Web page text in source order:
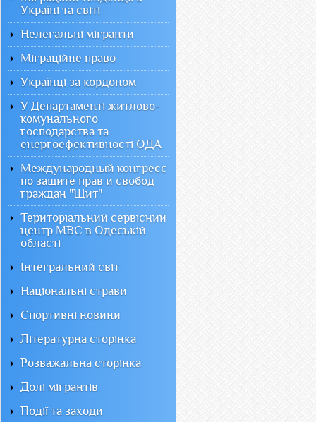
Україні та світі
Нелегальні мігранти
Міграційне право
Українці за кордоном
У Департаменті житлово-
комунального
господарства та
енергоефективності ОДА
Международный конгресс
по защите прав и свобод
граждан "Щит"
Територіальний сервісний
центр МВС в Одеській
області
Інтегральний світ
Національні страви
Спортивні новини
Літературна сторінка
Розважальна сторінка
Долі мігрантів
Події та заходи